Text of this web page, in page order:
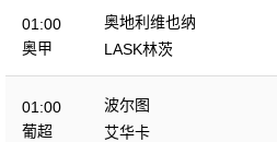
01:00
奥甲
奥地利维也纳
LASK林茨
01:00
葡超
波尔图
艾华卡